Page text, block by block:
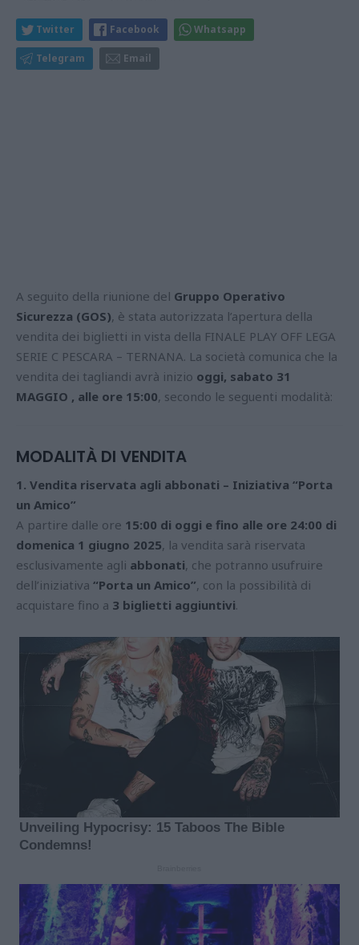
Twitter Facebook Whatsapp
Telegram Email
A seguito della riunione del Gruppo Operativo
Sicurezza (GOS), è stata autorizzata l’apertura della
vendita dei biglietti in vista della FINALE PLAY OFF LEGA
SERIE C PESCARA – TERNANA. La società comunica che la
vendita dei tagliandi avrà inizio oggi, sabato 31
MAGGIO , alle ore 15:00, secondo le seguenti modalità:
MODALITÀ DI VENDITA
1. Vendita riservata agli abbonati – Iniziativa “Porta
un Amico”
A partire dalle ore 15:00 di oggi e fino alle ore 24:00 di
domenica 1 giugno 2025, la vendita sarà riservata
esclusivamente agli abbonati, che potranno usufruire
dell’iniziativa “Porta un Amico”, con la possibilità di
acquistare fino a 3 biglietti aggiuntivi.